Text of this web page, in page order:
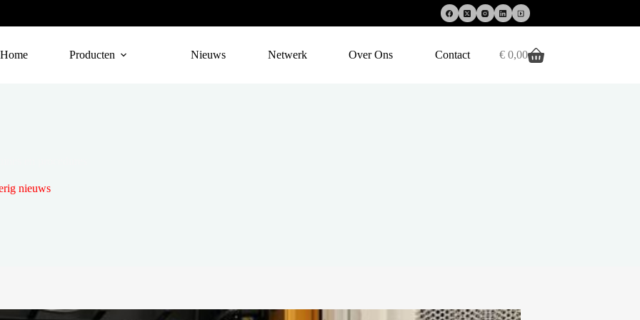
Home
Producten Nieuws Netwerk Over Ons Contact Winkelwagen
€0,00
nieuws